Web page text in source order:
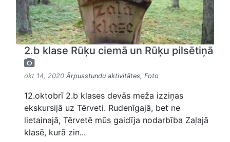
2.b klase Rūķu ciemā un Rūķu pilsētiņā
okt 14, 2020 Ārpusstundu aktivitātes, Foto
12.oktobrī 2.b klases devās meža izziņas
ekskursijā uz Tērveti. Rudenīgajā, bet ne
lietainajā, Tērvetē mūs gaidīja nodarbība Zaļajā
klasē, kurā zin...